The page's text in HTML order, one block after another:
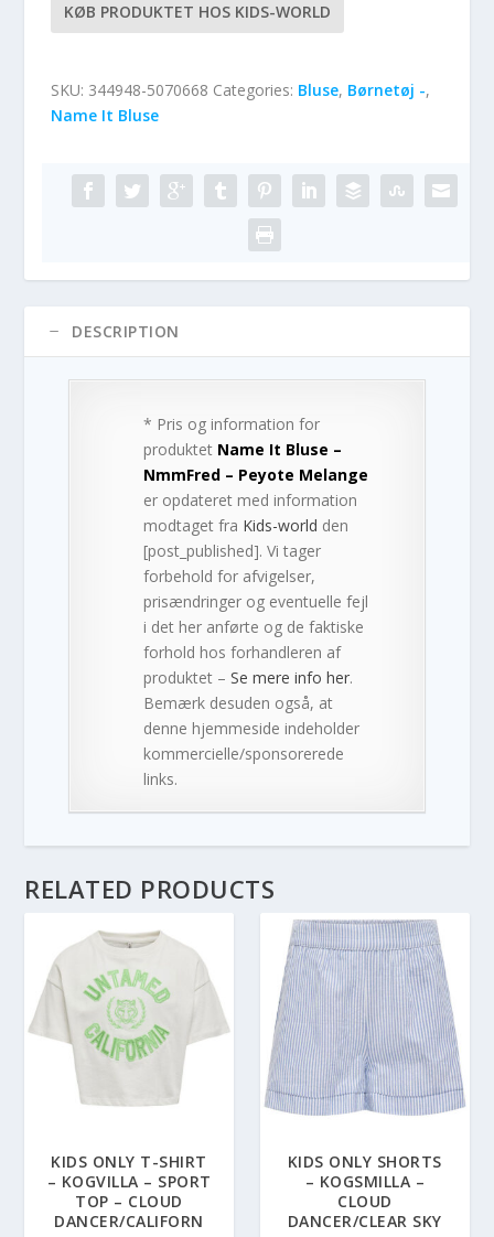
KØB PRODUKTET HOS KIDS-WORLD
SKU: 344948-5070668 Categories: Bluse, Børnetøj -,
Name It Bluse
DESCRIPTION
* Pris og information for
produktet Name It Bluse –
NmmFred – Peyote Melange
er opdateret med information
modtaget fra Kids-world den
[post_published]. Vi tager
forbehold for afvigelser,
prisændringer og eventuelle fejl
i det her anførte og de faktiske
forhold hos forhandleren af
produktet –Se mere info her.
Bemærk desuden også, at
denne hjemmeside indeholder
kommercielle/sponsorerede
links.
RELATED PRODUCTS
KIDS ONLY T-SHIRT
– KOGVILLA – SPORT
TOP – CLOUD
DANCER/CALIFORN
KIDS ONLY SHORTS
– KOGSMILLA –
CLOUD
DANCER/CLEAR SKY